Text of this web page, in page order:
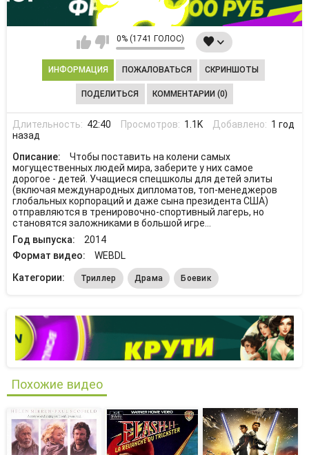
0% (1741 ГОЛОС)
ИНФОРМАЦИЯ ПОЖАЛОВАТЬСЯ СКРИНШОТЫ
ПОДЕЛИТЬСЯ КОММЕНТАРИИ (0)
Длительность: 42:40 Просмотров: 1.1K Добавлено: 1 год
назад
Описание:
Чтобы поставить на колени самых
могущественных людей мира, заберите у них самое
дорогое - детей. Учащиеся спецшколы для детей элиты
(включая международных дипломатов, топ-менеджеров
глобальных корпораций и даже сына президента США)
отправляются в тренировочно-спортивный лагерь, но
становятся заложниками в большой игре...
Год выпуска:
2014
Формат видео:
WEBDL
Категории:
Триллер Драма Боевик
Похожие видео